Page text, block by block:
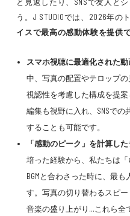
と見返したり、SNSで友人と
う。J STUDIOでは、2026年の
イスで最高の感動体験を提供
スマホ視聴に最適化された動
中、写真の配置やテロップ
視認性を考慮した構成を提
編集も視野に入れ、SNSで
することも可能です。
「感動のピーク」を計算し
培った経験から、私たちは
BGMと合わさった時に、最
す。写真の切り替わるスピー
音楽の盛り上がり…これら全